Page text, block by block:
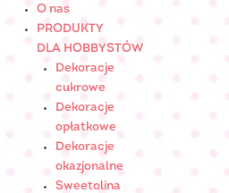
content
O nas
PRODUKTY
DLA HOBBYSTÓW
Dekoracje
cukrowe
Dekoracje
opłatkowe
Dekoracje
okazjonalne
Sweetolina
ilość
CHORWATEK
cukrowyNr